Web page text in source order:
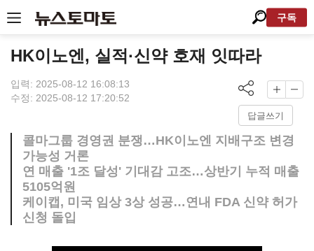
구독
HK이노엔, 실적·신약 호재 잇따라
입력: 2025-08-12 16:08:13
수정: 2025-08-12 17:20:52
답글쓰기
콜마그룹 경영권 분쟁…HK이노엔 지배구조 변경
가능성 거론
연 매출 '1조 달성' 기대감 고조…상반기 누적 매출
5105억원
케이캡, 미국 임상 3상 성공…연내 FDA 신약 허가
신청 돌입